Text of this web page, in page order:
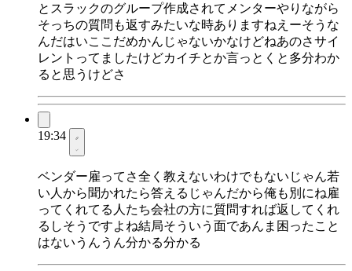
とスラックのグループ作成されてメンターやりながら
そっちの質問も返すみたいな時ありますねえーそうな
んだはいここだめかんじゃないかなけどねあのさサイ
レントってましたけどカイチとか言っとくと多分わか
ると思うけどさ
19:34
ベンダー雇ってさ全く教えないわけでもないじゃん若
い人から聞かれたら答えるじゃんだから俺も別にね雇
ってくれてる人たち会社の方に質問すれば返してくれ
るしそうですよね結局そういう面であんま困ったこと
はないうんうん分かる分かる